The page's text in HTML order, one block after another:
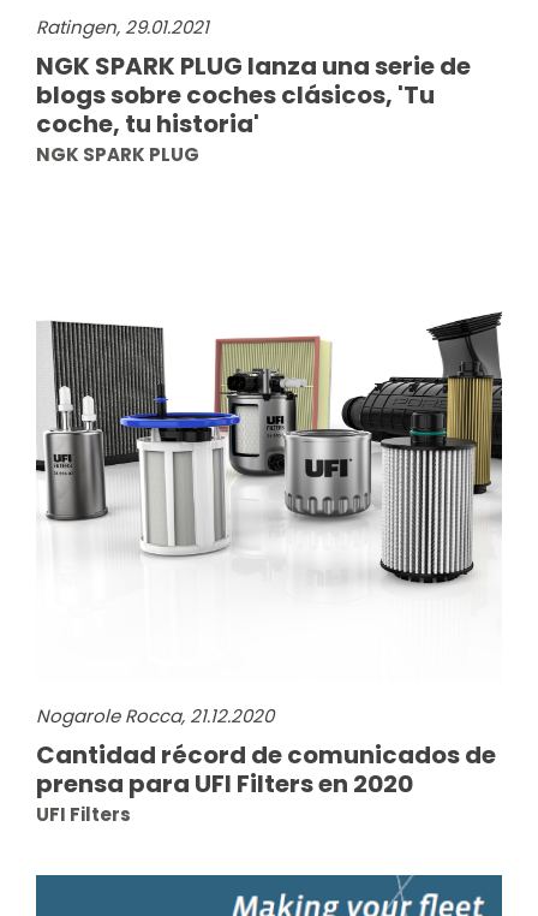
Ratingen, 29.01.2021
NGK SPARK PLUG lanza una serie de
blogs sobre coches clásicos, 'Tu
coche, tu historia'
NGK SPARK PLUG
Nogarole Rocca, 21.12.2020
Cantidad récord de comunicados de
prensa para UFI Filters en 2020
UFI Filters